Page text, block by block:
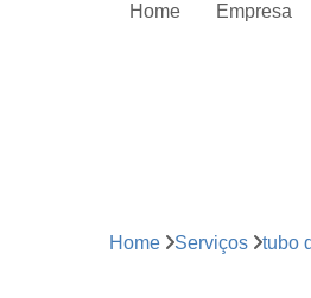
Home Empresa
Home Serviços tubo